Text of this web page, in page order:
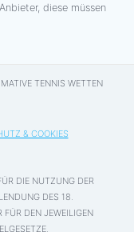
diese müssen
TENNIS WETTEN
& COOKIES
DIE NUTZUNG DER
DES 18.
FÜR DEN JEWEILIGEN